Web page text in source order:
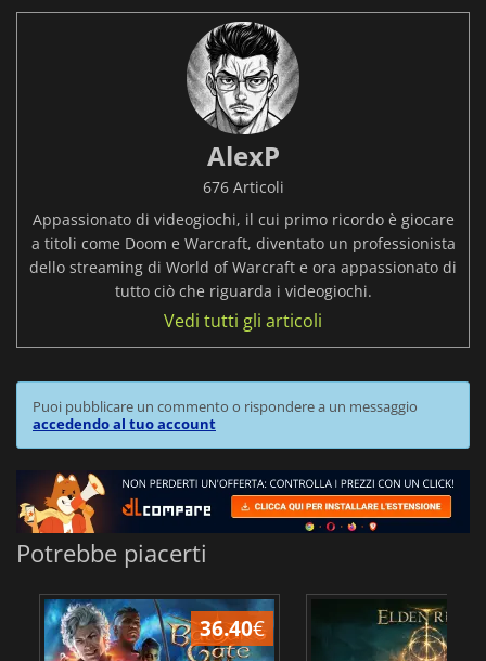
AlexP
676 Articoli
Appassionato di videogiochi, il cui primo ricordo è giocare
a titoli come Doom e Warcraft, diventato un professionista
dello streaming di World of Warcraft e ora appassionato di
tutto ciò che riguarda i videogiochi.
Vedi tutti gli articoli
Puoi pubblicare un commento o rispondere a un messaggio
accedendo al tuo account
Potrebbe piacerti
36.40€